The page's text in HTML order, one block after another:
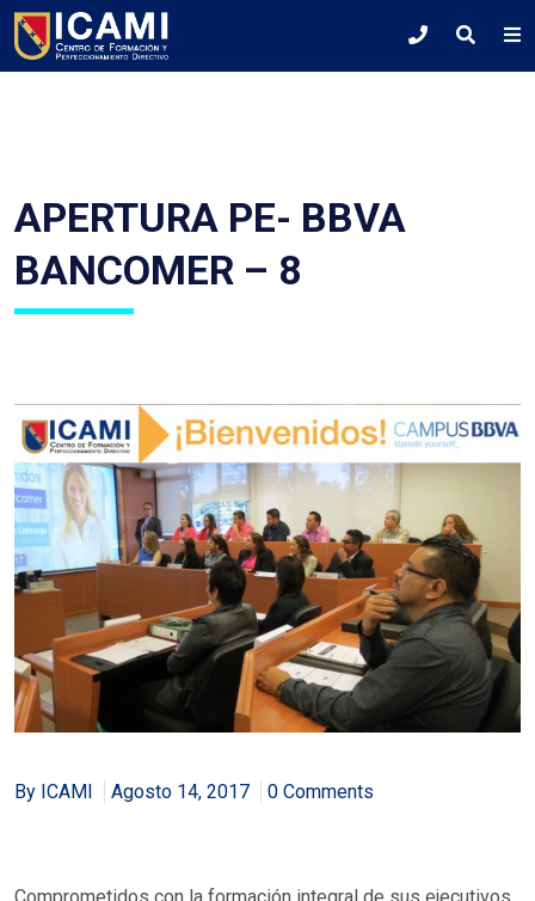
APERTURA PE- BBVA
BANCOMER – 8
By ICAMI Agosto 14, 2017 0 Comments